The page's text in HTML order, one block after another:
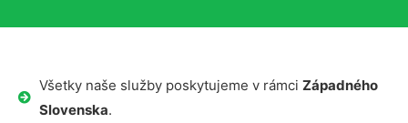
Všetky naše služby poskytujeme v rámci Západného
Slovenska.